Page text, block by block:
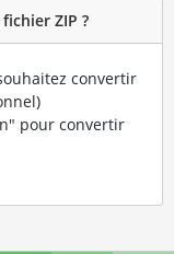
ZIP ?
convertir
pour convertir